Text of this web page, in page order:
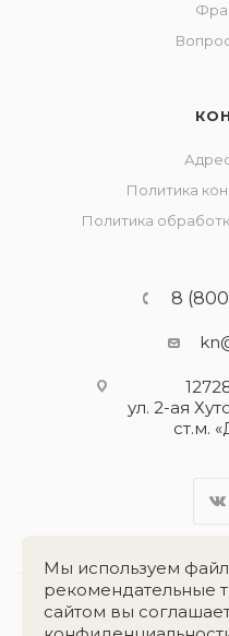
Политика
Политика
8
ул. 2-ая
ст.м.
Разработка
Мы используем
рекомендательные
сайтом вы